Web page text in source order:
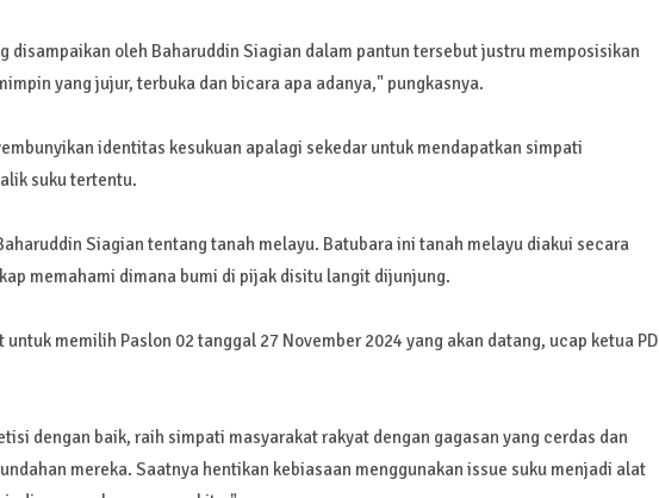
disampaikan oleh Baharuddin Siagian dalam pantun tersebut justru memposisikan
yang jujur, terbuka dan bicara apa adanya," pungkasnya.
identitas kesukuan apalagi sekedar untuk mendapatkan simpati
suku tertentu.
Siagian tentang tanah melayu. Batubara ini tanah melayu diakui secara
memahami dimana bumi di pijak disitu langit dijunjung.
memilih Paslon 02 tanggal 27 November 2024 yang akan datang, ucap ketua PD
dengan baik, raih simpati masyarakat rakyat dengan gagasan yang cerdas dan
mereka. Saatnya hentikan kebiasaan menggunakan issue suku menjadi alat